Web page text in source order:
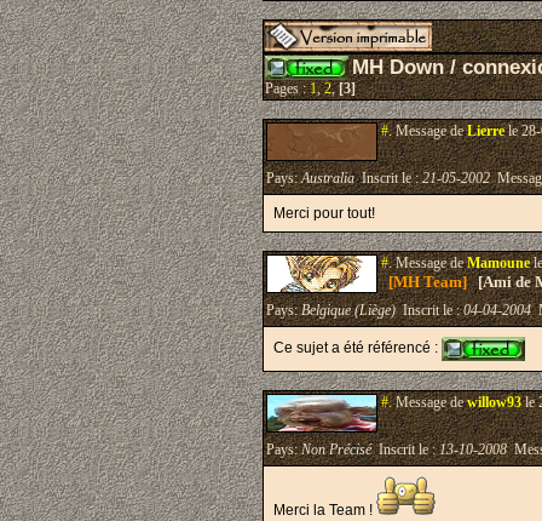
MH Down /
Pages :1,2,[3]
#.Message deLierrele 28-
Pays:AustraliaInscrit le :21-05-2002
Merci pour tout!
#.Message deMamoune
[MH Team][Ami de
Pays:Belgique (Liège)Inscrit le :04-04-2004
Ce sujet a été référencé :
#.Message dewillow93le
Pays:Non PréciséInscrit le :13-10-2008
Merci la Team !